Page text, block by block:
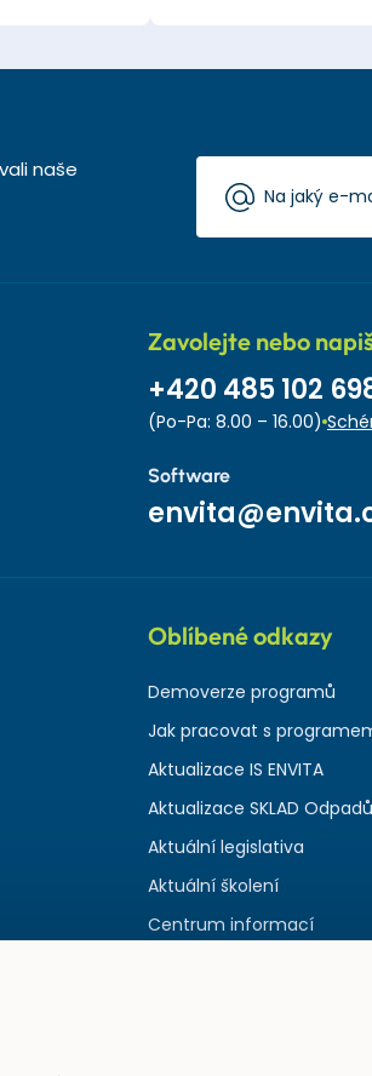
naše
Zavolejte nebo
+420 485 102
(Po-Pa: 8.00 – 16.00)
Software
Oblíbené odkazy
Demoverze programů
Jak pracovat s
Aktualizace IS ENVITA
Aktualizace SKLAD
Aktuální legislativa
Aktuální školení
Centrum informací